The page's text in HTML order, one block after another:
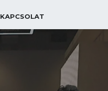
KAPCSOLAT